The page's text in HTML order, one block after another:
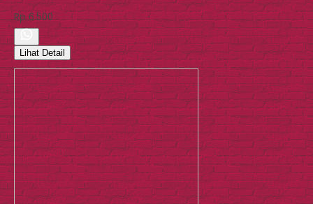
Rp 6.500
Lihat Detail